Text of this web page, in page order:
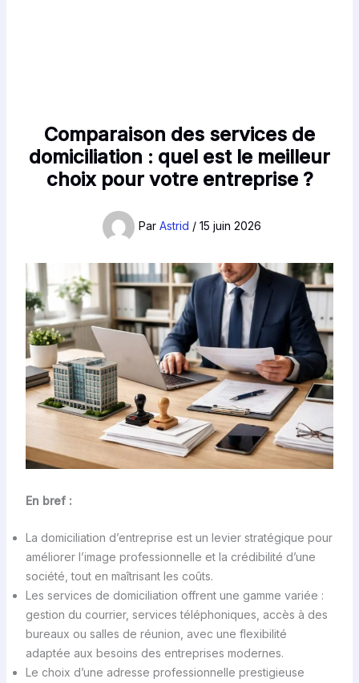
Comparaison des services de
domiciliation : quel est le meilleur
choix pour votre entreprise ?
Par Astrid / 15 juin 2026
En bref :
La domiciliation d’entreprise est un levier stratégique pour
améliorer l’image professionnelle et la crédibilité d’une
société, tout en maîtrisant les coûts.
Les services de domiciliation offrent une gamme variée :
gestion du courrier, services téléphoniques, accès à des
bureaux ou salles de réunion, avec une flexibilité
adaptée aux besoins des entreprises modernes.
Le choix d’une adresse professionnelle prestigieuse